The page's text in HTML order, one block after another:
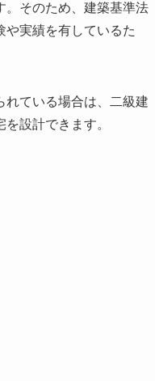
。そのため、建築基準法
や実績を有しているた
れている場合は、二級建
設計できます。